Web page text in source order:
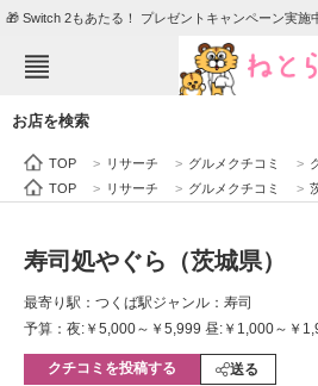
🎁 Switch 2もあたる！ プレゼントキャンペーン実施
エンタメ クイズ
住まい
動物 リサ
会員記事
お店を検索
TOP > リサーチ > グルメクチコミ >
TOP
> リサーチ > グルメクチコミ >
寿司処やぐら（茨城県）
最寄り駅：つくば駅ジャンル：寿司
予算：夜:￥5,000～￥5,999 昼:￥1,000～￥
クチコミを投稿する 送る